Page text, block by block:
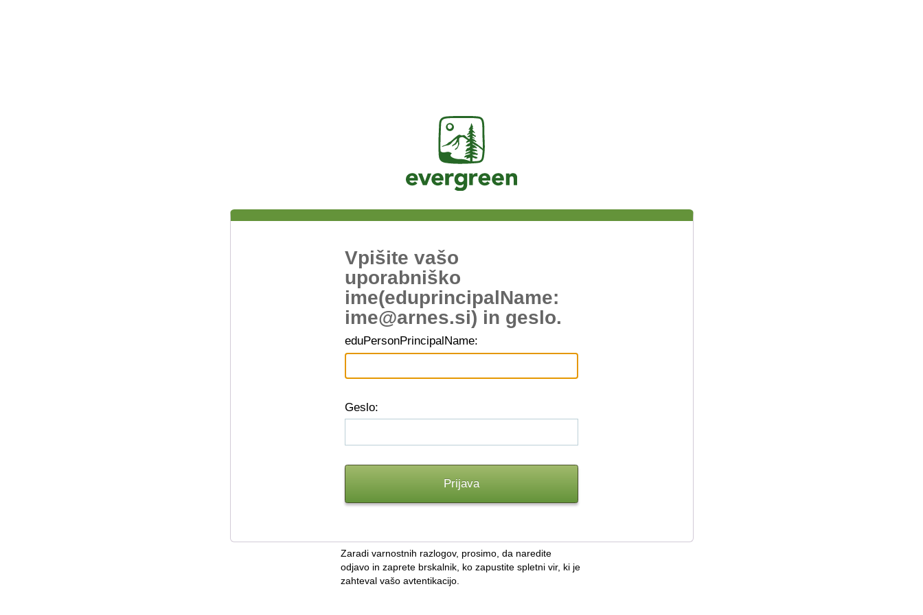
Jasig
Vpišite vašo
uporabniško
ime(eduprincipalName:
ime@arnes.si) in geslo.
eduPersonPrincipalName:
Geslo:
Zaradi varnostnih razlogov, prosimo, da naredite
odjavo in zaprete brskalnik, ko zapustite spletni vir, ki je
zahteval vašo avtentikacijo.